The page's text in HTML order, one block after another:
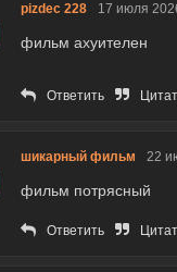
pizdec 228 17 июля
фильм ахуителен
Ответить
шикарный фильм 22
фильм потрясный
Ответить